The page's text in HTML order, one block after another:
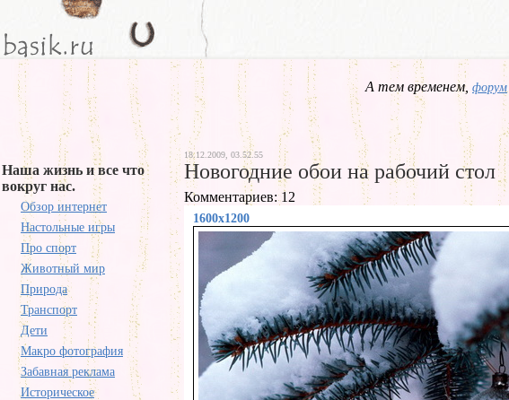
А тем временем, форум
Наша жизнь и все что
вокруг нас.
Обзор интернет
Настольные игры
Про спорт
Животный мир
Природа
Транспорт
Дети
Макро фотография
Забавная реклама
Историческое
18.12.2009, 03.52.55
Новогодние обои на рабочий стол
Комментариев: 12
1600x1200